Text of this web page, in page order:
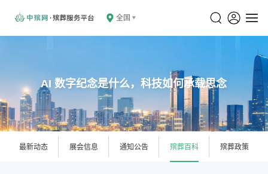
全国
AI 数字纪念是什么，科技如何承载思念
最新动态 展会信息 通知公告 殡葬百科 殡葬政策